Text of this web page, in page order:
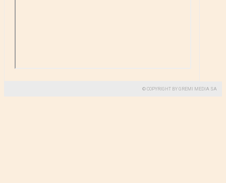
© COPYRIGHT BY GREMI MEDIA SA